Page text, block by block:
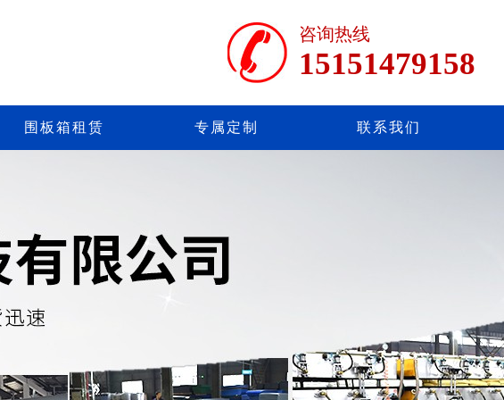
咨询热线
15151479158
围板箱租赁 专属定制 联系我们